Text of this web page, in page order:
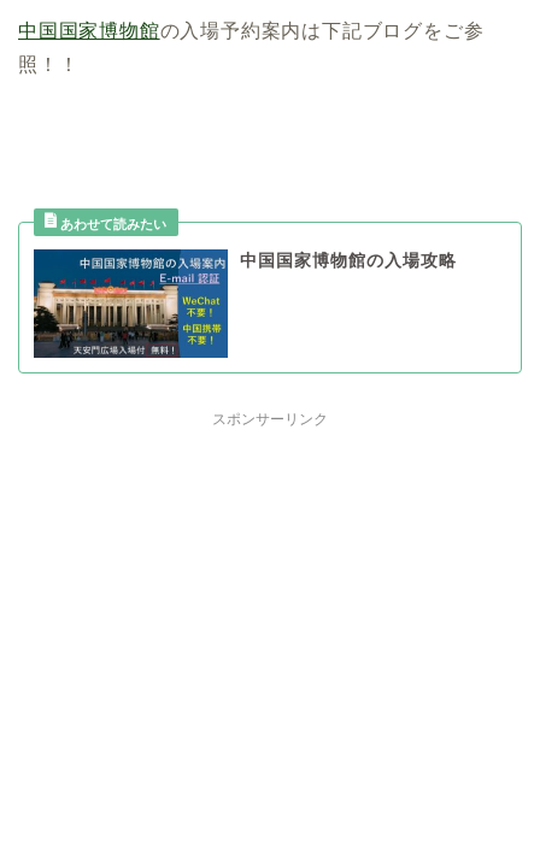
中国国家博物館の入場予約案内は下記ブログをご参
照！！
中国国家博物館の入場攻略
スポンサーリンク